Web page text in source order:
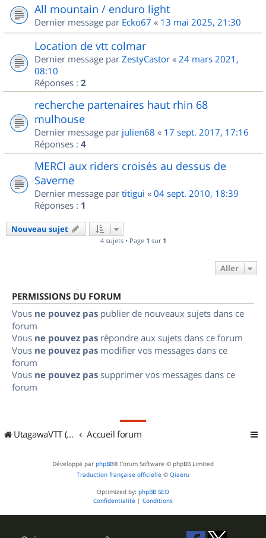
All mountain / enduro light
Dernier message par Ecko67 « 13 mai 2025, 21:30
Location de vtt colmar
Dernier message par ZestyCastor « 24 mars 2021,
08:10
Réponses : 2
recherche partenaires haut rhin 68
mulhouse
Dernier message par julien68 « 17 sept. 2017, 17:16
Réponses : 4
MERCI aux riders croisés au dessus de
Saverne
Dernier message par titigui « 04 sept. 2010, 18:39
Réponses : 1
Nouveau sujet
4 sujets • Page 1 sur 1
Aller
PERMISSIONS DU FORUM
Vous ne pouvez pas publier de nouveaux sujets dans ce
forum
Vous ne pouvez pas répondre aux sujets dans ce forum
Vous ne pouvez pas modifier vos messages dans ce
forum
Vous ne pouvez pas supprimer vos messages dans ce
forum
UtagawaVTT (Randos VTT et VTTAE avec traces GPS) Accueil forum
Développé par phpBB® Forum Software © phpBB Limited
Traduction française officielle © Qiaeru
Optimized by: phpBB SEO
Confidentialité | Conditions